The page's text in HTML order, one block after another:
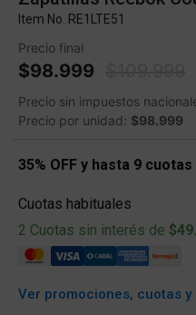
Item No. RE1LTE51
Precio final
$98.999 Price
Precio sin impuestos
Precio por unidad: $98.999
35% OFF y hasta 9 cuotas
Cuotas habituales
2 Cuotas sin interés de
Ver promociones, cuotas y